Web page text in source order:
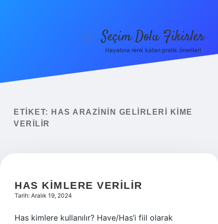
Yasal Uyarı
menüyüSeçim Dolu Fikirler
Hayatına renk katan pratik öneriler!
ETIKET:
HAS ARAZININ GELIRLERI KIME
VERILIR
HAS KIMLERE VERILIR
Tarih: Aralık 19, 2024
Has kimlere kullanılır? Have/Has’i fiil olarak